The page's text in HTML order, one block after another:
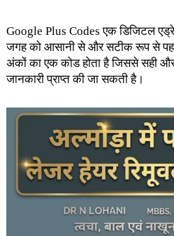
Google Plus Codes एक डिजिटल
जगह को आसानी से और सटीक रूप से
अंकों का एक कोड होता है जिससे सही
जानकारी प्राप्त की जा सकती है।